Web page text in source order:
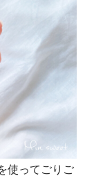
使ってごりご